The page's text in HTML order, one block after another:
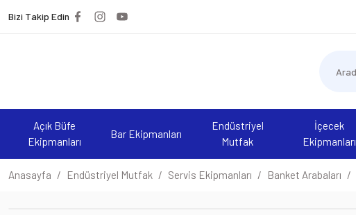
Bizi Takip Edin
Açık Büfe
Ekipmanları
Bar Ekipmanları
Endüstriyel
Mutfak
İçecek
Ekipmanları
Anasayfa Endüstriyel Mutfak Servis Ekipmanları Banket Arabaları